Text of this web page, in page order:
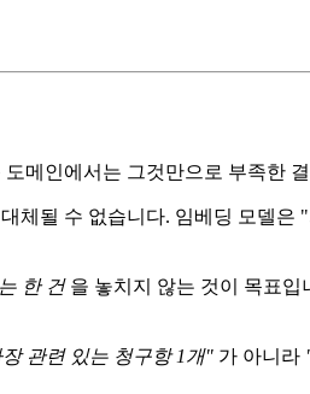
메인에서는 그것만으로 부족한
체될 수 없습니다. 임베딩 모델은
한 건을 놓치지 않는 것이 목표입
관련 있는 청구항 1개" 가 아니라